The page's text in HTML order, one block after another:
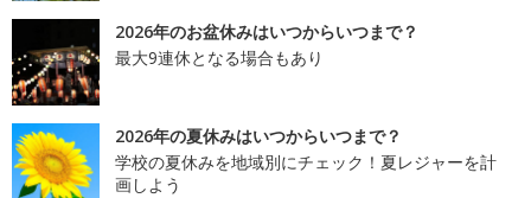
2026年のお盆休みはいつからいつまで？
最大9連休となる場合もあり
2026年の夏休みはいつからいつまで？
学校の夏休みを地域別にチェック！夏レジャーを計
画しよう